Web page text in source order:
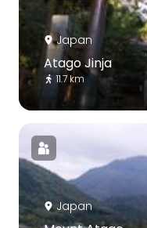
Japan
Atago Jinja
11.7 km
Japan